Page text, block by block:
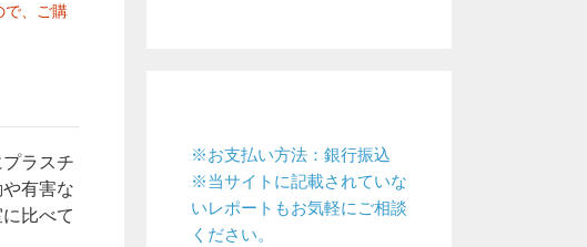
で、ご購
ラスチ
有害な
比べて
※お支払い方法：銀行振込
※当サイトに記載されていな
いレポートもお気軽にご相談
ください。